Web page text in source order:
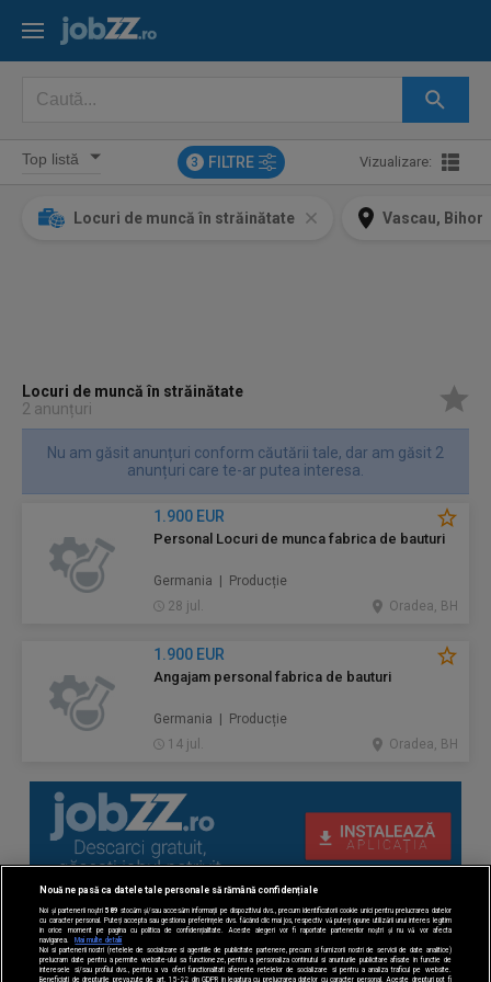
3 FILTRE Vizualizare:
Locuri de muncă în străinătate Vascau, Bihor
Locuri de muncă în străinătate
2 anunțuri
Nu am găsit anunțuri conform căutării tale, dar am găsit 2
anunțuri care te-ar putea interesa.
1.900 EUR
Personal Locuri de munca fabrica de bauturi
Germania | Producție
28 jul.
Oradea, BH
1.900 EUR
Angajam personal fabrica de bauturi
Germania | Producție
14 jul.
Oradea, BH
Nouă ne pasă ca datele tale personale să rămână confidențiale
Noi și partenerii noștri 589 stocăm și/sau accesăm informații pe dispozitivul dvs., precum identificatorii cookie unici pentru prelucrarea datelor
cu caracter personal. Puteți accepta sau gestiona preferințele dvs. făcând clic mai jos, respectiv vă puteți opune utilizării unui interes legitim
în orice moment pe pagina cu politica de confidențialitate. Aceste alegeri vor fi raportate partenerilor noștri și nu vă vor afecta
navigarea.
Mai multe detalii
Noi si partenerii nostri (retelele de socializare si agentiile de publicitate partenere, precum si furnizorii nostri de servicii de date analitice)
prelucram date pentru a permite website-ului sa functioneze, pentru a personaliza continutul si anunturile publicitare afisate in functie de
interesele si/sau profilul dvs., pentru a va oferi functionalitati aferente retelelor de socializare si pentru a analiza traficul pe website.
Beneficiati de drepturile prevazute de art. 15-22 din GDPR in legatura cu prelucrarea datelor cu caracter personal. Aceste drepturi pot fi